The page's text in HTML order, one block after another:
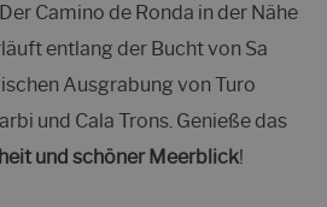
Camino de Ronda in der Nähe
entlang der Bucht von Sa
Ausgrabung von Turo
und Cala Trons. Genieße das
und schöner Meerblick!